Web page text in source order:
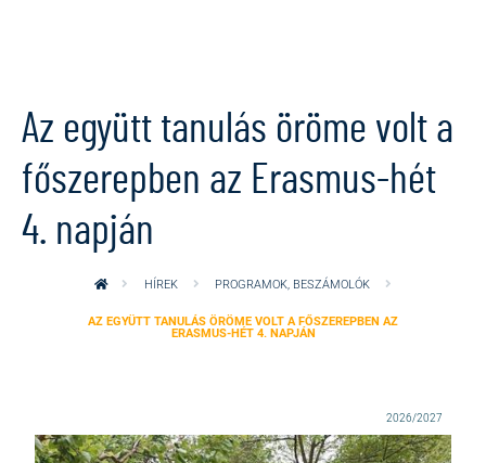
Az együtt tanulás öröme volt a
főszerepben az Erasmus-hét
4. napján
HÍREK PROGRAMOK, BESZÁMOLÓK
AZ EGYÜTT TANULÁS ÖRÖME VOLT A FŐSZEREPBEN AZ
ERASMUS-HÉT 4. NAPJÁN
2026/2027